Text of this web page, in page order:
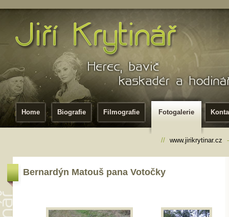
Home Biografie Filmografie Fotogalerie
// www.jirikrytinar.cz
Bernardýn Matouš pana Votočky